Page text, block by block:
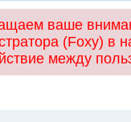
ваше
(Foxy) в
между